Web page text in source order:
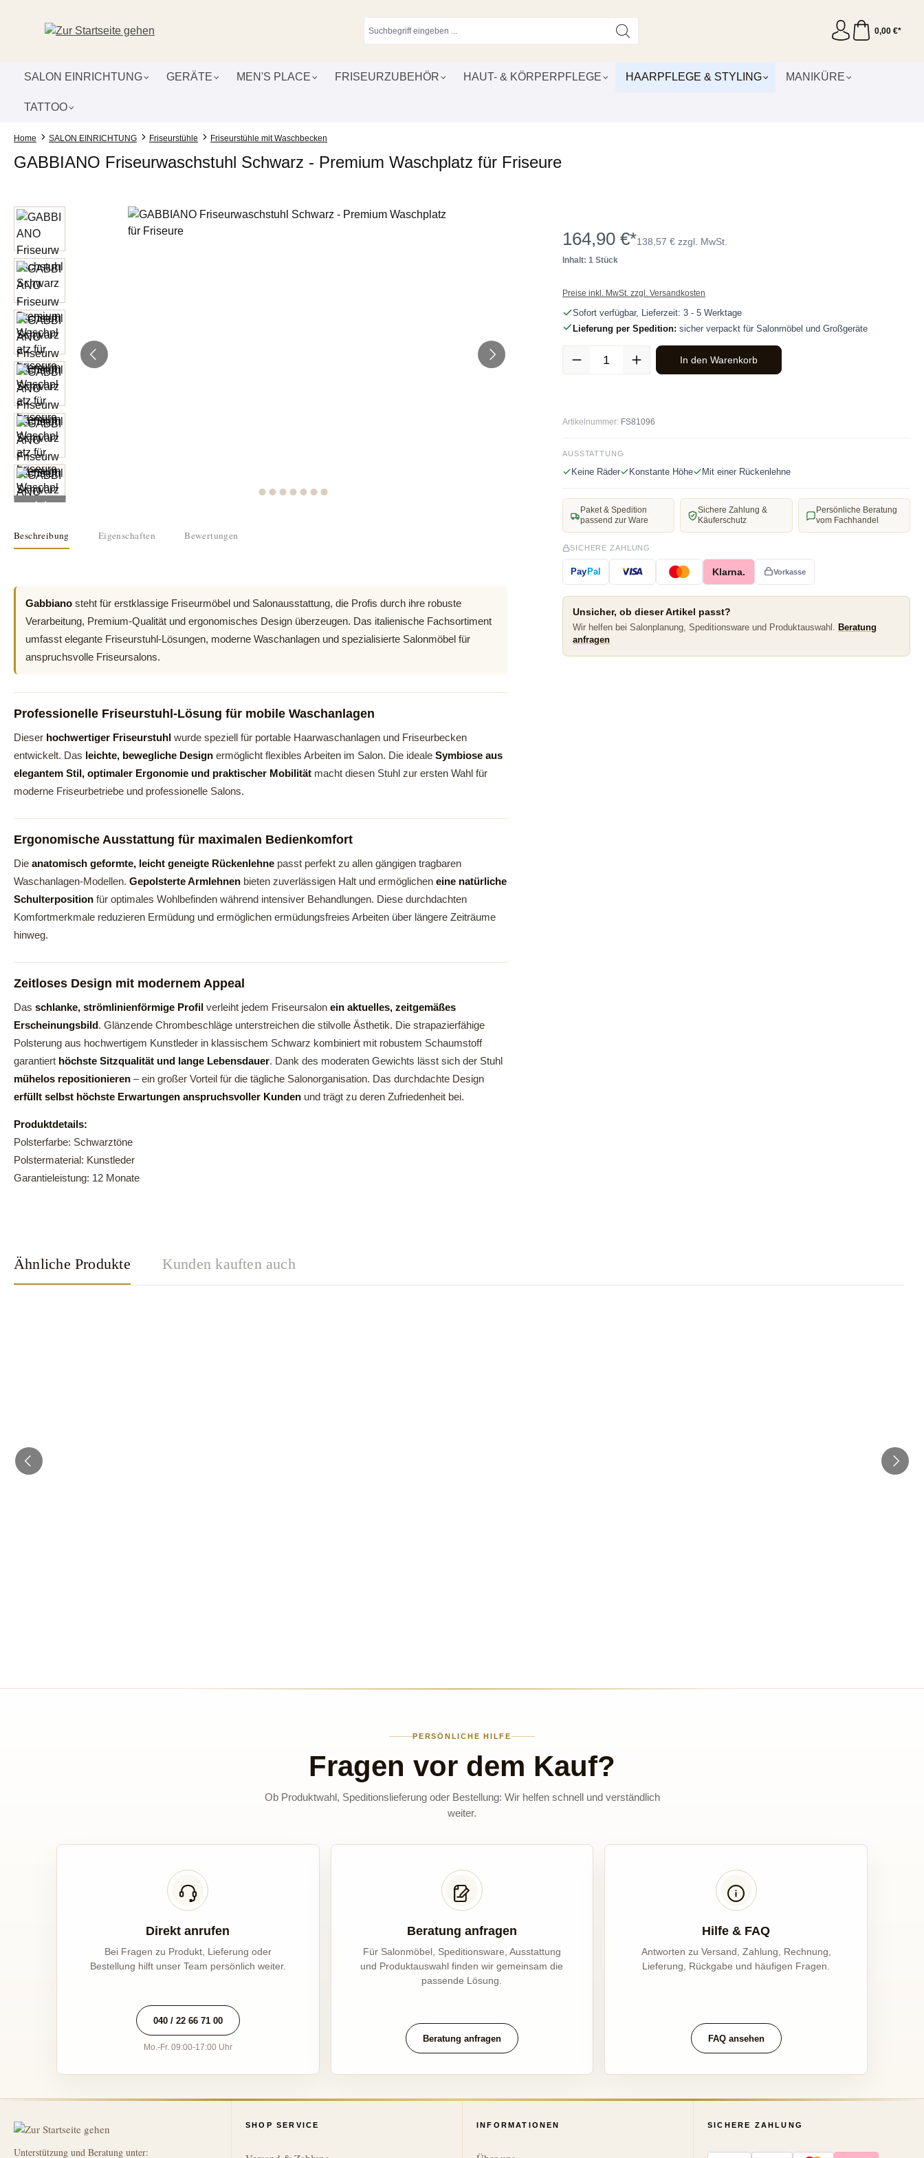
0,00 €*
SALON EINRICHTUNG GERÄTE MEN'S PLACE FRISEURZUBEHÖR HAUT- & KÖRPERPFLEGE HAARPFLEGE & STYLING MANIKÜRE
TATTOO
Home SALON EINRICHTUNG Friseurstühle Friseurstühle mit Waschbecken
GABBIANO Friseurwaschstuhl Schwarz - Premium Waschplatz für Friseure
Bildergalerie überspringen
Beschreibung Eigenschaften Bewertungen
Gabbiano steht für erstklassige Friseurmöbel und Salonausstattung, die Profis durch ihre robuste
Verarbeitung, Premium-Qualität und ergonomisches Design überzeugen. Das italienische Fachsortiment
umfasst elegante Friseurstuhl-Lösungen, moderne Waschanlagen und spezialisierte Salonmöbel für
anspruchsvolle Friseursalons.
Professionelle Friseurstuhl-Lösung für mobile Waschanlagen
Dieser hochwertiger Friseurstuhl wurde speziell für portable Haarwaschanlagen und Friseurbecken
entwickelt. Das leichte, bewegliche Design ermöglicht flexibles Arbeiten im Salon. Die ideale Symbiose aus
elegantem Stil, optimaler Ergonomie und praktischer Mobilität macht diesen Stuhl zur ersten Wahl für
moderne Friseurbetriebe und professionelle Salons.
Ergonomische Ausstattung für maximalen Bedienkomfort
Die anatomisch geformte, leicht geneigte Rückenlehne passt perfekt zu allen gängigen tragbaren
Waschanlagen-Modellen. Gepolsterte Armlehnen bieten zuverlässigen Halt und ermöglichen eine natürliche
Schulterposition für optimales Wohlbefinden während intensiver Behandlungen. Diese durchdachten
Komfortmerkmale reduzieren Ermüdung und ermöglichen ermüdungsfreies Arbeiten über längere Zeiträume
hinweg.
Zeitloses Design mit modernem Appeal
Das schlanke, strömlinienförmige Profil verleiht jedem Friseursalon ein aktuelles, zeitgemäßes
Erscheinungsbild. Glänzende Chrombeschläge unterstreichen die stilvolle Ästhetik. Die strapazierfähige
Polsterung aus hochwertigem Kunstleder in klassischem Schwarz kombiniert mit robustem Schaumstoff
garantiert höchste Sitzqualität und lange Lebensdauer. Dank des moderaten Gewichts lässt sich der Stuhl
mühelos repositionieren – ein großer Vorteil für die tägliche Salonorganisation. Das durchdachte Design
erfüllt selbst höchste Erwartungen anspruchsvoller Kunden und trägt zu deren Zufriedenheit bei.
Produktdetails:
Polsterfarbe: Schwarztöne
Polstermaterial: Kunstleder
Garantieleistung: 12 Monate
164,90 €*138,57 € zzgl. MwSt.
Inhalt: 1 Stück
Preise inkl. MwSt. zzgl. Versandkosten
Sofort verfügbar, Lieferzeit: 3 - 5 Werktage
Lieferung per Spedition: sicher verpackt für Salonmöbel und Großgeräte
Produkt Anzahl: Gib den gewünschten Wert ein oder benutze die Schaltflächen
In den Warenkorb
Artikelnummer: FS81096
AUSSTATTUNG
Keine Räder Konstante Höhe Mit einer Rückenlehne
Paket & Spedition
passend zur Ware
Sichere Zahlung &
Käuferschutz
Persönliche Beratung
vom Fachhandel
SICHERE ZAHLUNG
PayPal Klarna. Vorkasse
Unsicher, ob dieser Artikel passt?
Wir helfen bei Salonplanung, Speditionsware und Produktauswahl. Beratung
anfragen
Ähnliche Produkte Kunden kauften auch
PERSÖNLICHE HILFE
Fragen vor dem Kauf?
Ob Produktwahl, Speditionslieferung oder Bestellung: Wir helfen schnell und verständlich
weiter.
Direkt anrufen
Bei Fragen zu Produkt, Lieferung oder
Bestellung hilft unser Team persönlich weiter.
040 / 22 66 71 00
Mo.-Fr. 09:00-17:00 Uhr
Beratung anfragen
Für Salonmöbel, Speditionsware, Ausstattung
und Produktauswahl finden wir gemeinsam die
passende Lösung.
Beratung anfragen
Hilfe & FAQ
Antworten zu Versand, Zahlung, Rechnung,
Lieferung, Rückgabe und häufigen Fragen.
FAQ ansehen
Unterstützung und Beratung unter:
SHOP SERVICE INFORMATIONEN SICHERE ZAHLUNG